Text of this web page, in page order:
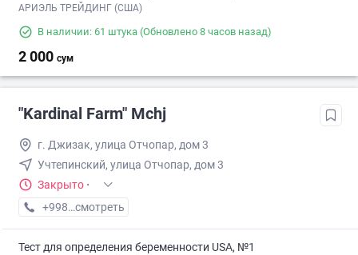
АРИЭЛЬ ТРЕЙДИНГ (США)
В наличии: 61 штука (Обновлено 8 часов назад)
2 000 сум
"Kardinal Farm" Mchj
г. Джизак, улица Отчопар, дом 3
Учтепинский, улица Отчопар, дом 3
Закрыто ·
+998 (99) XXX-XX-XX
смотреть
Тест для определения беременности USA, №1